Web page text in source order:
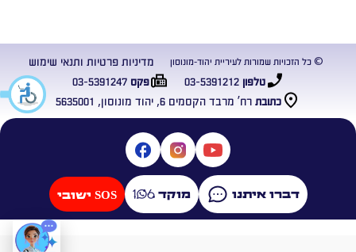
כתובת רח’ מרבד הקסמים 6, יהוד מונוסון, 5635001
טלפון03-5391212 פקס03-5391247
© כל הזכויות שמורות לעיריית יהוד-מונוסון מדיניות פרטיות ותנאי שימוש
דברו איתנו מוקד SOS ישובי